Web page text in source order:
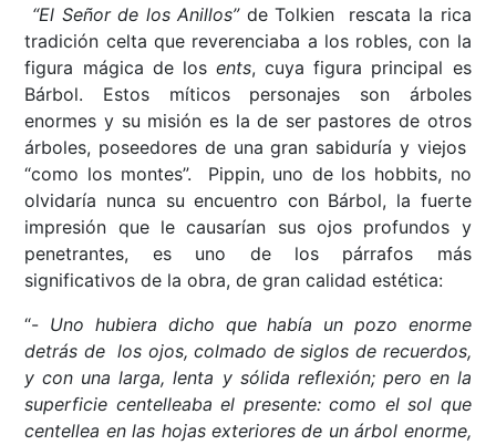
“El Señor de los Anillos”de Tolkien rescata la rica
tradición celta que reverenciaba a los robles, con la
figura mágica de los ents, cuya figura principal es
Bárbol. Estos míticos personajes son árboles
enormes y su misión es la de ser pastores de otros
árboles, poseedores de una gran sabiduría y viejos
“como los montes”. Pippin, uno de los hobbits, no
olvidaría nunca su encuentro con Bárbol, la fuerte
impresión que le causarían sus ojos profundos y
penetrantes, es uno de los párrafos más
significativos de la obra, de gran calidad estética:
“- Uno hubiera dicho que había un pozo enorme
detrás de los ojos, colmado de siglos de recuerdos,
y con una larga, lenta y sólida reflexión; pero en la
superficie centelleaba el presente: como el sol que
centellea en las hojas exteriores de un árbol enorme,